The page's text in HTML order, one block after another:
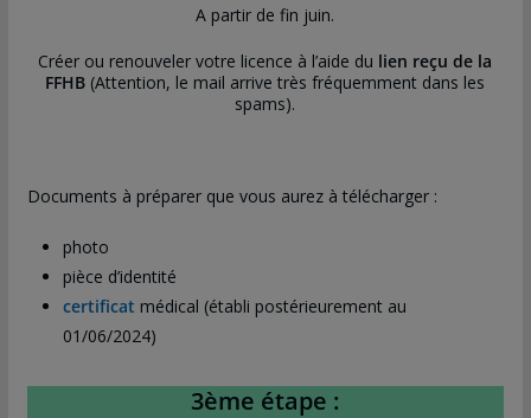
A partir de fin juin.
Créer ou renouveler votre licence à l’aide du lien reçu de la
FFHB (Attention, le mail arrive très fréquemment dans les
spams).
Documents à préparer que vous aurez à télécharger :
photo
pièce d’identité
certificat médical (établi postérieurement au
01/06/2024)
3ème étape :